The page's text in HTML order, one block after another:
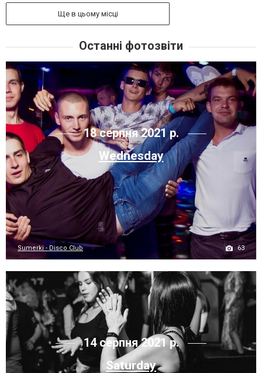
Ще в цьому місці
Останні фотозвіти
18 серпня 2021 р.
Wednesday
Sumerki - Disco Club 63
14 серпня 2021 р.
Saturday